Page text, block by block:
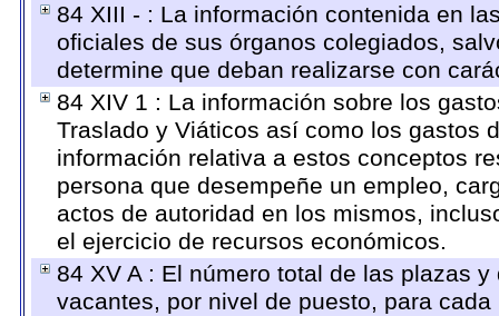
84 XIII - : La información contenida en
oficiales de sus órganos colegiados,
determine que deban realizarse con
84 XIV 1 : La información sobre los
Traslado y Viáticos así como los gastos
información relativa a estos conceptos
persona que desempeñe un empleo,
actos de autoridad en los mismos,
el ejercicio de recursos económicos.
84 XV A : El número total de las plazas
vacantes, por nivel de puesto, para